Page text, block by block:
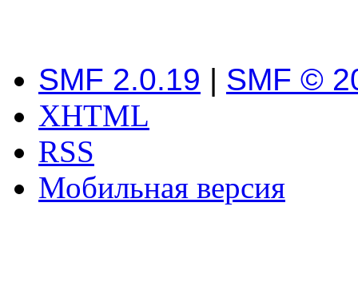
SMF 2.0.19 | SMF ©
XHTML
RSS
Мобильная версия